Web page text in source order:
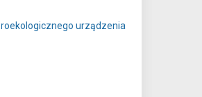
urządzenia